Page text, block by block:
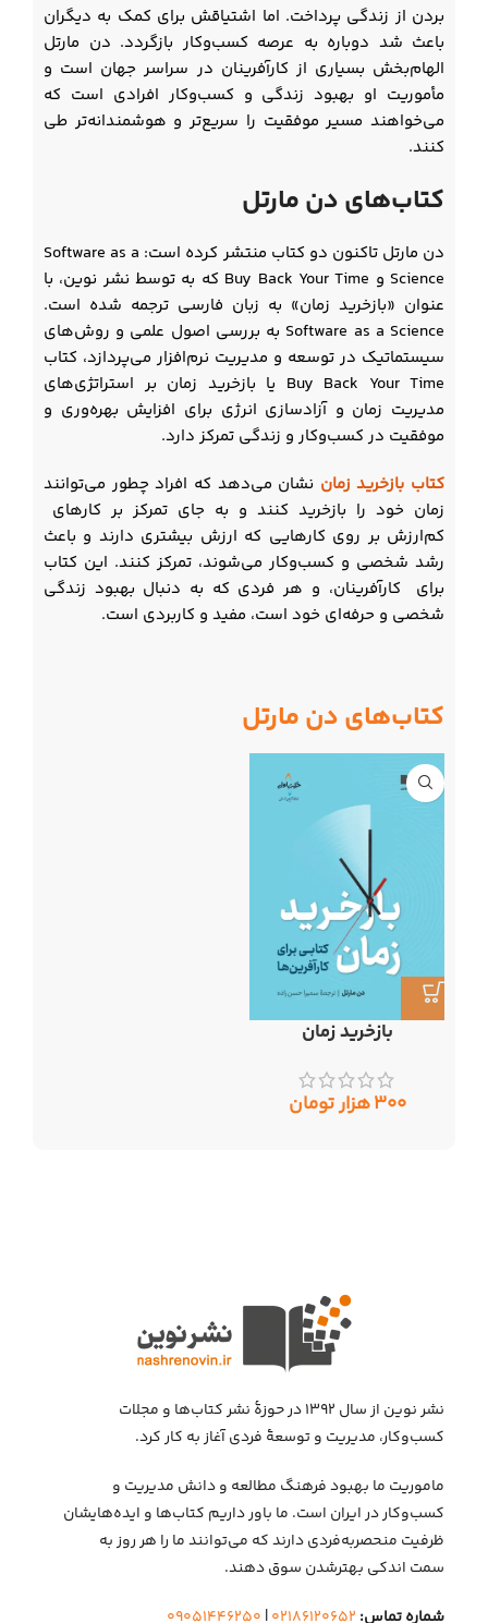
بردن از زندگی پرداخت. اما اشتیاقش برای کمک به دیگران
باعث شد دوباره به عرصه کسب‌وکار بازگردد. دن مارتل
الهام‌بخش بسیاری از کارآفرینان در سراسر جهان است و
مأموریت او بهبود زندگی و کسب‌وکار افرادی است که
می‌خواهند مسیر موفقیت را سریع‌تر و هوشمندانه‌تر طی
کنند.
کتاب‌های دن مارتل
دن مارتل تاکنون دو کتاب منتشر کرده است: Software as a
Science و Buy Back Your Time که به توسط نشر نوین، با
عنوان «بازخرید زمان» به زبان فارسی ترجمه شده است.
Software as a Science به بررسی اصول علمی و روش‌های
سیستماتیک در توسعه و مدیریت نرم‌افزار می‌پردازد، کتاب
Buy Back Your Time یا بازخرید زمان بر استراتژی‌های
مدیریت زمان و آزادسازی انرژی برای افزایش بهره‌وری و
موفقیت در کسب‌وکار و زندگی تمرکز دارد.
کتاب بازخرید زمان نشان می‌دهد که افراد چطور می‌توانند
زمان خود را بازخرید کنند و به جای تمرکز بر کارهای
کم‌ارزش بر روی کارهایی که ارزش بیشتری دارند و باعث
رشد شخصی و کسب‌وکار می‌شوند، تمرکز کنند. این کتاب
برای کارآفرینان، و هر فردی که به دنبال بهبود زندگی
شخصی و حرفه‌ای خود است، مفید و کاربردی است.
کتاب‌های دن مارتل
بازخرید زمان
۳۰۰هزار تومان
نشر نوین از سال ۱۳۹۲ در حوزهٔ نشر کتاب‌ها و مجلات
کسب‌وکار، مدیریت و توسعهٔ فردی آغاز به کار کرد.
ماموریت ما بهبود فرهنگ مطالعه و دانش مدیریت و
کسب‌وکار در ایران است. ما باور داریم کتاب‌ها و ایده‌هایشان
ظرفیت منحصربه‌فردی دارند که می‌توانند ما را هر روز به
سمت اندکی بهتر‌شدن سوق دهند.
شماره تماس: ۰۲۱۸۶۱۲۰۶۵۲| ۰۹۰۵۱۴۴۶۲۵۰